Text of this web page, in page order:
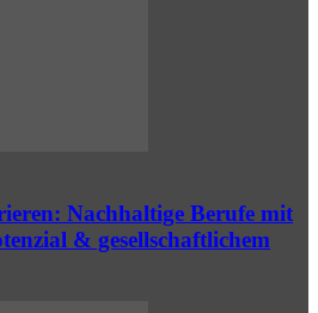
Nachhaltige Berufe mit
& gesellschaftlichem